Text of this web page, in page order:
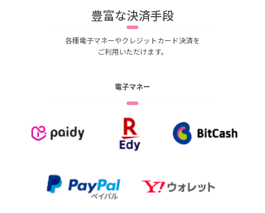
豊富な決済手段
各種電子マネーやクレジットカード決済を
ご利用いただけます。
電子マネー